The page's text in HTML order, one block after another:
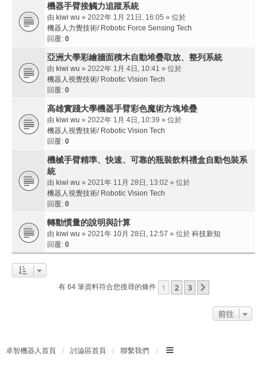
機器手臂接觸力追蹤系統
由 kiwi wu » 2022年 1月 21日, 16:05 » 位於
機器人力覺技術/ Robotic Force Sensing Tech
回覆: 0
亞洲大學彩繪牆面積木自動堆疊取放、整列系統
由 kiwi wu » 2022年 1月 4日, 10:41 » 位於
機器人視覺技術/ Robotic Vision Tech
回覆: 0
高雄實踐大學機器手臂彩色魔術方塊堆疊
由 kiwi wu » 2022年 1月 4日, 10:39 » 位於
機器人視覺技術/ Robotic Vision Tech
回覆: 0
機械手臂精準、快速、可靠的瓶裝飲料禮盒自動包裝系
統
由 kiwi wu » 2021年 11月 28日, 13:02 » 位於
機器人視覺技術/ Robotic Vision Tech
回覆: 0
轉動慣量的說明與計算
由 kiwi wu » 2021年 10月 28日, 12:57 » 位於 科技新知
回覆: 0
有 64 筆資料符合您搜尋的條件 1 2 3
前往
卓智機器人首頁 討論區首頁 聯繫我們